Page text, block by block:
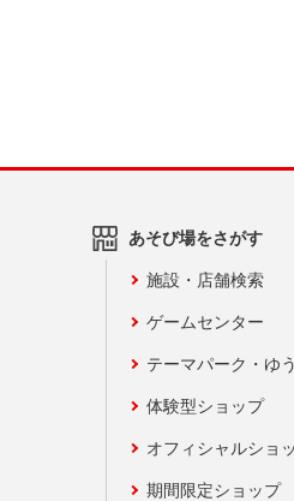
あそび場をさがす
施設・店舗検索
ゲームセンター
テーマパーク・ゆ
体験型ショップ
オフィシャルショ
期間限定ショップ